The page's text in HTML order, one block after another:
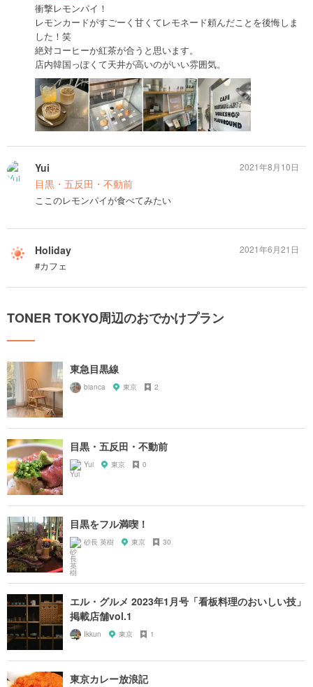
衝撃レモンパイ！
レモンカードがすごーく甘くてレモネード頼んだことを後悔しま
した！笑
絶対コーヒーか紅茶が合うと思います。
店内韓国っぽくて天井が高いのがいい雰囲気。
Yui
目黒・五反田・不動前
ここのレモンパイが食べてみたい
2021年8月10日
Holiday
#カフェ
2021年6月21日
TONER TOKYO周辺のおでかけプラン
東急目黒線
bianca 東京 2
目黒・五反田・不動前
Yui 東京 0
目黒をフル満喫！
砂長 英樹 東京 30
エル・グルメ 2023年1月号「看板料理のおいしい技」
掲載店舗vol.1
Ikkun 東京 1
東京カレー放浪記